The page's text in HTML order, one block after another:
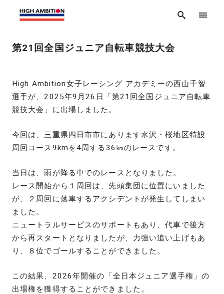
第21回全国ジュニア自転車競技大会
High Ambition女子レーシング アカデミーの西山千智
選手が、2025年9月26日「第21回全国ジュニア自転車
競技大会」に出場しました。
今回は、三重県四日市市にあります水沢・桜地区特設
周回コース9kmを4周する36㎞のレースです。
当日は、雨が降る中でのレースとなりました。
レース開始から１周回は、先頭集団に位置にいました
が、２周回に落車するアクシデントが発生してしまい
ました。
ニュートラルサービスのサポートもあり、代車で後方
から再スタートとなりましたが、力強い追い上げもあ
り、８位でゴールすることができました。
この結果、2026年開催の「全日本ジュニア選手権」の
出場権を獲得することができました。